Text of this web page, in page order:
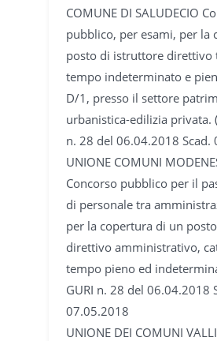
COMUNE DI SALUDECIO
pubblico, per esami, per la
posto di istruttore direttivo
tempo indeterminato e
D/1, presso il settore
urbanistica-edilizia privata.
n. 28 del 06.04.2018 Scad.
UNIONE COMUNI
Concorso pubblico per il
di personale tra
per la copertura di un
direttivo amministrativo,
tempo pieno ed
GURI n. 28 del 06.04.2018
07.05.2018
UNIONE DEI COMUNI